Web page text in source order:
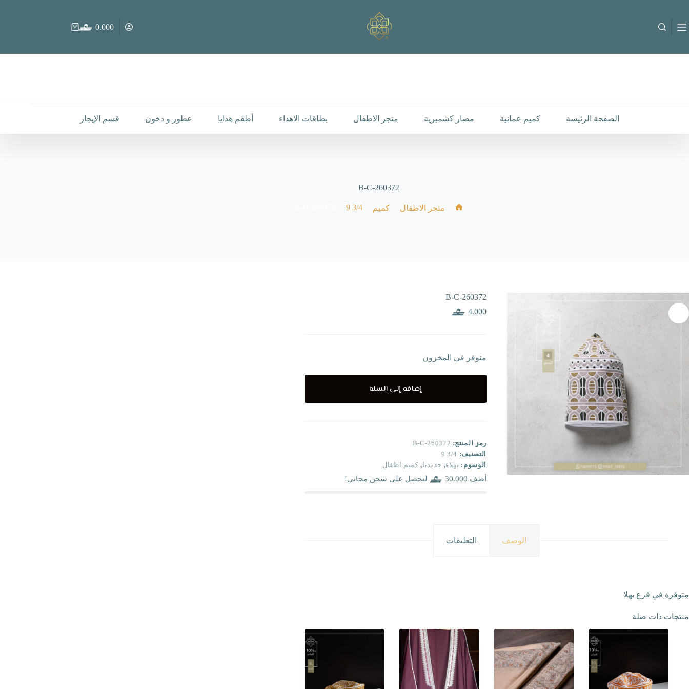
المحتوىB-C-260372
عربة
0.000
الصفحة الرئيسة كميم عمانية مصار كشميرية متجر الاطفال بطاقات الاهداء أطقم هدايا عطور و دخون قسم الإيجار
B-C-260372
متجر الاطفال كميم 3/4 9
B-C-260372
4.000
متوفر في المخزون
إضافة إلى السلة
رمز المنتج: B-C-260372
التصنيف: 3/4 9
الوسوم: بهلاء, جديدنا, كميم اطفال
أضف 30.000 لتحصل على شحن مجاني!
الوصف التعليقات
متوفرة في فرع بهلا
منتجات ذات صلة